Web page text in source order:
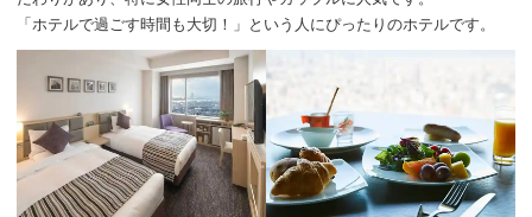
「ホテルで過ごす時間も大切！」という人にぴったりのホテルです。